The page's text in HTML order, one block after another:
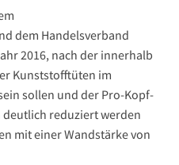
dem Handelsverband
2016, nach der innerhalb
Kunststofftüten im
sollen und der Pro-Kopf-
reduziert werden
mit einer Wandstärke von